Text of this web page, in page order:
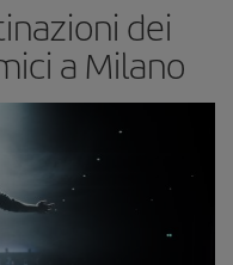
dei
a Milano